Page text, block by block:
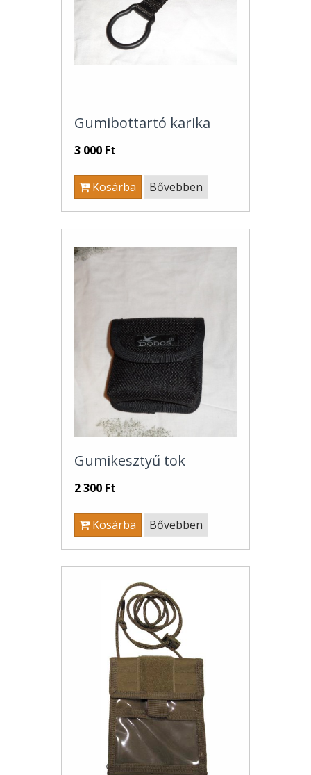
Gumibottartó karika
3 000 Ft
Kosárba Bővebben
Gumikesztyű tok
2 300 Ft
Kosárba Bővebben